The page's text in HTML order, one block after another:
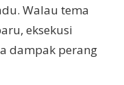
Walau tema
eksekusi
dampak perang